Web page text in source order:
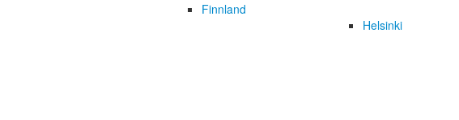
Finnland
Helsinki